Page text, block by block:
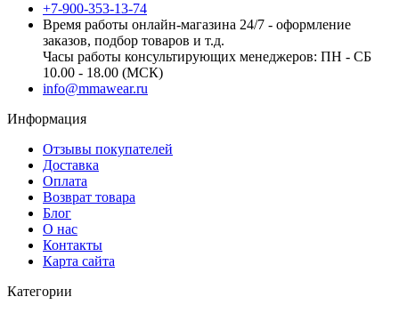
+7-900-353-13-74
Время работы онлайн-магазина 24/7 - оформление
заказов, подбор товаров и т.д.
Часы работы консультирующих менеджеров: ПН - СБ
10.00 - 18.00 (МСК)
info@mmawear.ru
Информация
Отзывы покупателей
Доставка
Оплата
Возврат товара
Блог
О нас
Контакты
Карта сайта
Категории